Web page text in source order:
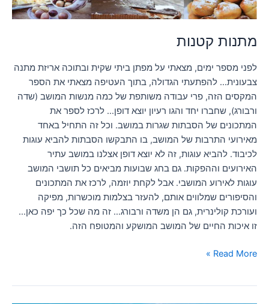
מתנות קטנות
לפני מספר ימים, מצאתי על מפתן ביתי שקית ובתוכה אריזת מתנה
צבעונית… להפתעתי הגדולה, בתוך העטיפה מצאתי את הספר
המקסים הזה, פרי עבודה משותפת של כמה מנשות המושב (שדה
ורבורג), שחברו יחד והגו רעיון יוצא דופן… לרכז לספר את
המתכונים של הסבתות שגרות במושב. וכל זה התחיל באחד
מאירועי התרבות של המושב, בו התבקשו הסבתות להביא עוגות
לכיבוד. להביא עוגות, זה לא יוצא דופן אצלנו במושב עתיר
האירועים וההפקות. גם בחג שבועות מביאים כל תושבי המושב
עוגות לאירוע המושבי. אבל לקחת יוזמה, לרכז את המתכונים
והסיפורים שמלווים אותם, להעזר בצלמות מוכשרות, מפיקה
ועורכת קולינרית, גם הן משדה ורבורג… זה מה שכל כך יפה כאן…
זו איכות החיים של המושב המושקע והמטופח הזה.
Read More »